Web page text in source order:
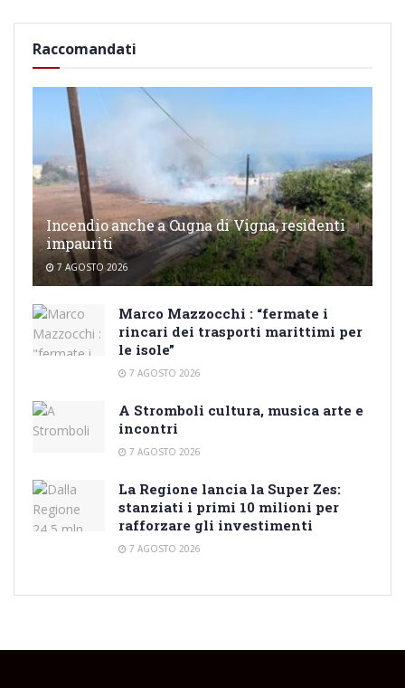
Raccomandati
Incendio anche a Cugna di Vigna, residenti
impauriti
7 AGOSTO 2026
Marco Mazzocchi : “fermate i
rincari dei trasporti marittimi per
le isole”
7 AGOSTO 2026
A Stromboli cultura, musica arte e
incontri
7 AGOSTO 2026
La Regione lancia la Super Zes:
stanziati i primi 10 milioni per
rafforzare gli investimenti
7 AGOSTO 2026